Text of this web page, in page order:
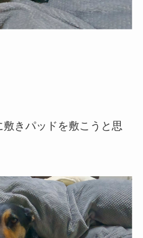
きパッドを敷こうと思